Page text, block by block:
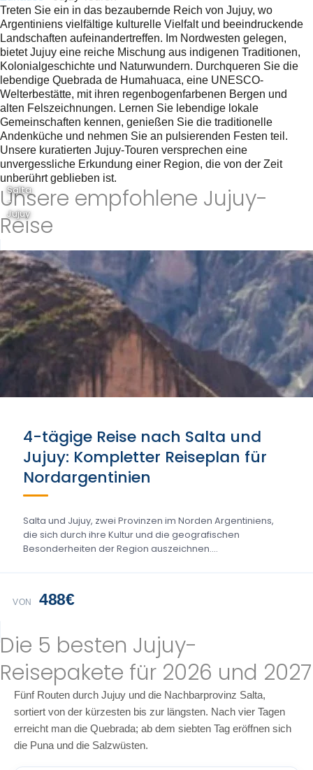
Treten Sie ein in das bezaubernde Reich von Jujuy, wo
Argentiniens vielfältige kulturelle Vielfalt und beeindruckende
Landschaften aufeinandertreffen. Im Nordwesten gelegen,
bietet Jujuy eine reiche Mischung aus indigenen Traditionen,
Kolonialgeschichte und Naturwundern. Durchqueren Sie die
lebendige Quebrada de Humahuaca, eine UNESCO-
Welterbestätte, mit ihren regenbogenfarbenen Bergen und
alten Felszeichnungen. Lernen Sie lebendige lokale
Gemeinschaften kennen, genießen Sie die traditionelle
Andenküche und nehmen Sie an pulsierenden Festen teil.
Unsere kuratierten Jujuy-Touren versprechen eine
unvergessliche Erkundung einer Region, die von der Zeit
unberührt geblieben ist.
Unsere empfohlene Jujuy-
Reise
Salta
-
Jujuy
4-tägige Reise nach Salta und
Jujuy: Kompletter Reiseplan für
Nordargentinien
Salta und Jujuy, zwei Provinzen im Norden Argentiniens,
die sich durch ihre Kultur und die geografischen
Besonderheiten der Region auszeichnen....
VON 488€
Die 5 besten Jujuy-
Reisepakete für 2026 und 2027
Fünf Routen durch Jujuy und die Nachbarprovinz Salta,
sortiert von der kürzesten bis zur längsten. Nach vier Tagen
erreicht man die Quebrada; ab dem siebten Tag eröffnen sich
die Puna und die Salzwüsten.